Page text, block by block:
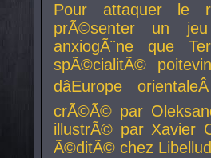
Pour attaquer le
prÃ©senter un
anxiogÃ¨ne que
spÃ©cialitÃ©
dâEurope
crÃ©Ã© par
illustrÃ© par Xavier
Ã©ditÃ© chez